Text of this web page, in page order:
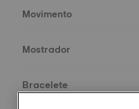
Movimento
Mostrador
Bracelete